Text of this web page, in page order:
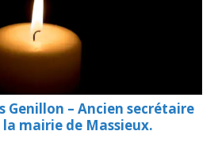
Genillon – Ancien secrétaire
mairie de Massieux.